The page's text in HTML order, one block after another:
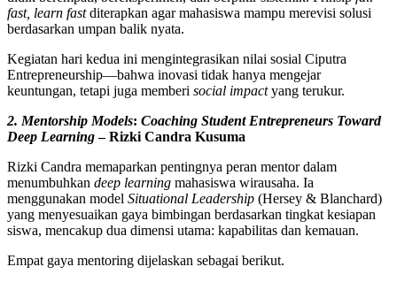
fast, learn fastditerapkan agar mahasiswa mampu merevisi solusi
berdasarkan umpan balik nyata.
Kegiatan hari kedua ini mengintegrasikan nilai sosial Ciputra
Entrepreneurship—bahwa inovasi tidak hanya mengejar
keuntungan, tetapi juga memberi social impactyang terukur.
2. Mentorship Models: Coaching Student Entrepreneurs Toward
Deep Learning– Rizki Candra Kusuma
Rizki Candra memaparkan pentingnya peran mentor dalam
menumbuhkan deep learning mahasiswa wirausaha. Ia
menggunakan model Situational Leadership (Hersey & Blanchard)
yang menyesuaikan gaya bimbingan berdasarkan tingkat kesiapan
siswa, mencakup dua dimensi utama: kapabilitas dan kemauan.
Empat gaya mentoring dijelaskan sebagai berikut.